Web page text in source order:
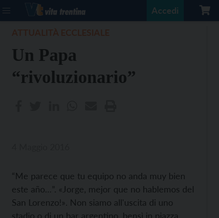
Accedi
Un Papa
“rivoluzionario”
“Me parece que tu equipo no anda muy bien
este año…”. «Jorge, mejor que no hablemos del
San Lorenzo!». Non siamo all'uscita di uno
stadio o di un bar argentino, bensì in piazza